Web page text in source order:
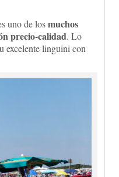
uno de losmuchos
precio-calidad. Lo
excelente linguini con